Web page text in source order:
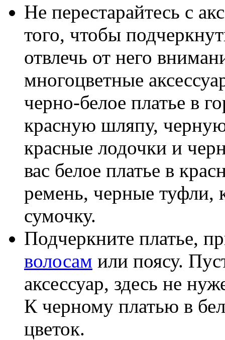
Не перестарайтесь с
того, чтобы
отвлечь от него
многоцветные
черно-белое платье в
красную шляпу,
красные лодочки и
вас белое платье в
ремень, черные туфли,
сумочку.
Подчеркните платье,
волосам или поясу.
аксессуар, здесь не
К черному платью в
цветок.